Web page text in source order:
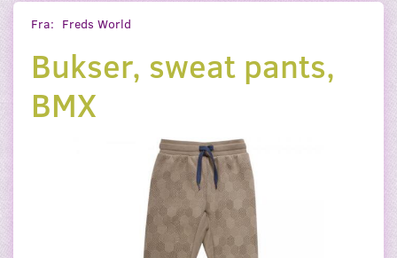
Fra: Freds World
Bukser, sweat pants,
BMX